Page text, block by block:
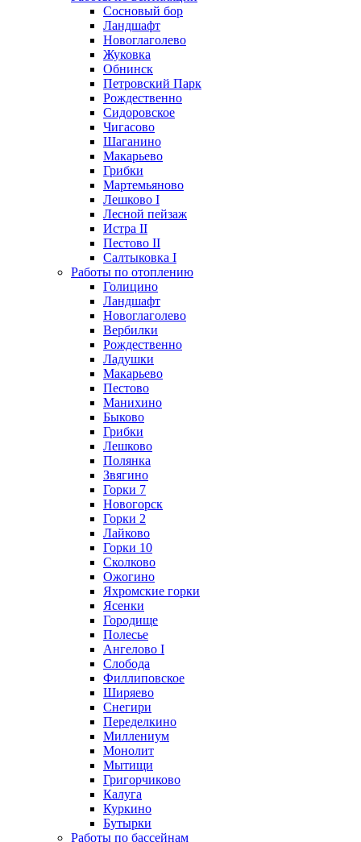
Сосновый бор
Ландшафт
Новоглаголево
Жуковка
Обнинск
Петровский Парк
Рождественно
Сидоровское
Чигасово
Шаганино
Макарьево
Грибки
Мартемьяново
Лешково I
Лесной пейзаж
Истра II
Пестово II
Салтыковка I
Работы по отоплению
Голицино
Ландшафт
Новоглаголево
Вербилки
Рождественно
Ладушки
Макарьево
Пестово
Манихино
Быково
Грибки
Лешково
Полянка
Звягино
Горки 7
Новогорск
Горки 2
Лайково
Горки 10
Сколково
Ожогино
Яхромские горки
Ясенки
Городище
Полесье
Ангелово I
Слобода
Филлиповское
Ширяево
Снегири
Переделкино
Миллениум
Монолит
Мытищи
Григорчиково
Калуга
Куркино
Бутырки
Работы по бассейнам